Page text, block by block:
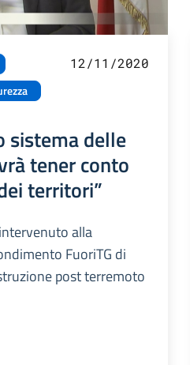
12/11/2020
sistema delle
tener conto
territori”
alla
FuoriTG di
post terremoto